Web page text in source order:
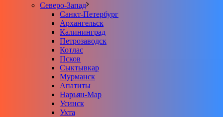
Северо-Запад
Санкт-Петербург
Архангельск
Калининград
Петрозаводск
Котлас
Псков
Сыктывкар
Мурманск
Апатиты
Нарьян-Мар
Усинск
Ухта